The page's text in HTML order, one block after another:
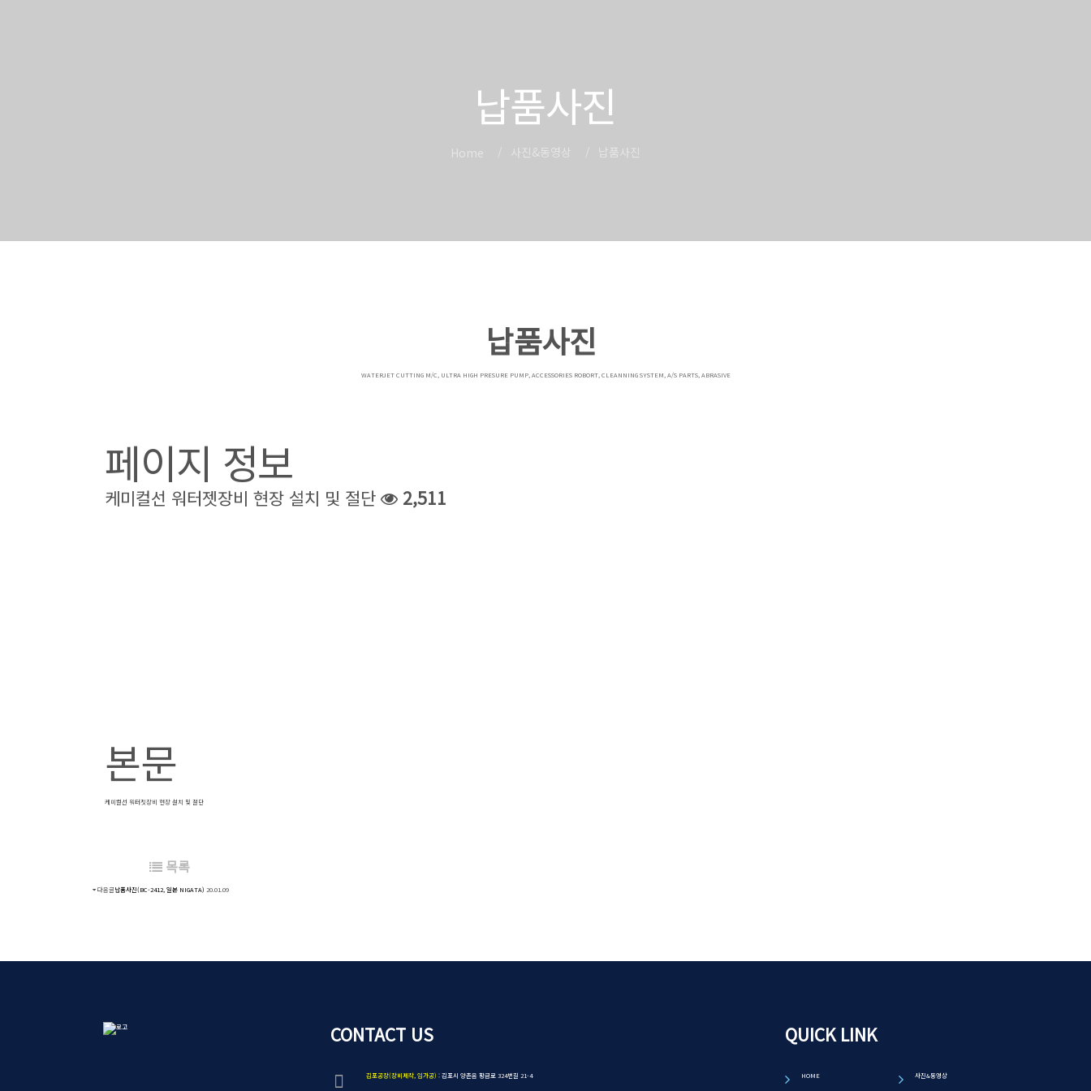
납품사진
Home 사진&동영상 납품사진
납품사진
WATERJET CUTTING M/C, ULTRA HIGH PRESURE PUMP, ACCESSORIES ROBORT, CLEANNING SYSTEM, A/S PARTS, ABRASIVE
페이지 정보
케미컬선 워터젯장비 현장 설치 및 절단 2,511
본문
케미컬선 워터젯장비 현장 설치 및 절단
목록
다음글납품사진(BC-2412, 일본 NIGATA) 20.01.09
CONTACT US
김포공장(장비제작, 임가공) : 김포시 양촌읍 황금로 324번길 21-4
QUICK LINK
HOME 사진&동영상